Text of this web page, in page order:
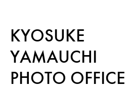
KYOSUKE
YAMAUCHI
PHOTO OFFICE